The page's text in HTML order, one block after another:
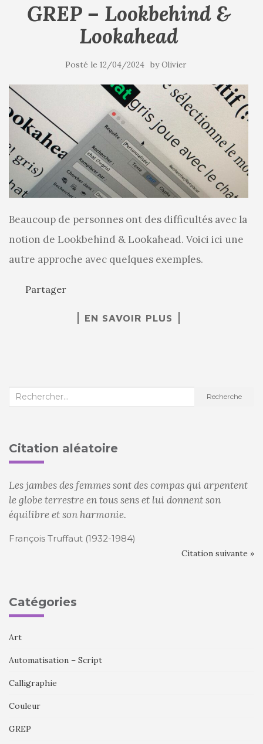
GREP – Lookbehind &
Lookahead
Posté le 12/04/2024 byOlivier
Beaucoup de personnes ont des difficultés avec la
notion de Lookbehind & Lookahead. Voici ici une
autre approche avec quelques exemples.
Partager
EN SAVOIR PLUS
Recherche
Recherche
Citation aléatoire
Les jambes des femmes sont des compas qui arpentent
le globe terrestre en tous sens et lui donnent son
équilibre et son harmonie.
François Truffaut (1932-1984)
Citation suivante »
Catégories
Art
Automatisation – Script
Calligraphie
Couleur
GREP